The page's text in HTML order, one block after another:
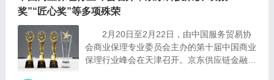
奖”“匠心奖”等多项殊荣
2月20日至2月22日，由中国服务贸易协
会商业保理专业委员会主办的第十届中国商业
保理行业峰会在天津召开。京东供应链金融科